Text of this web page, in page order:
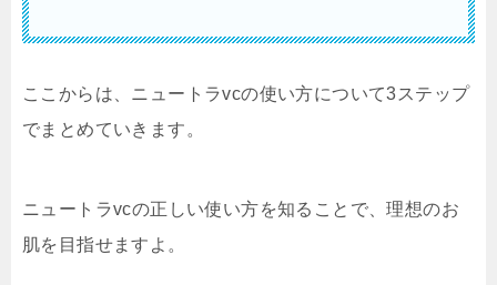
ここからは、ニュートラvcの使い方について3ステップ
でまとめていきます。
ニュートラvcの正しい使い方を知ることで、理想のお
肌を目指せますよ。